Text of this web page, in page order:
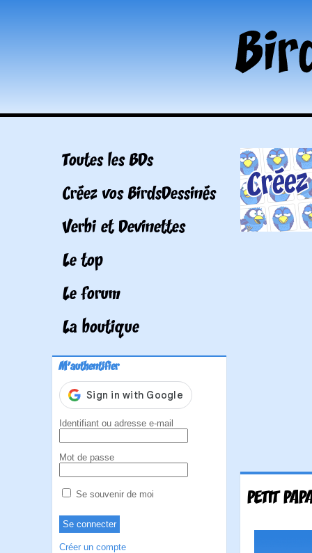
Toutes les BDs
Créez vos BirdsDessinés
Verbi et Devinettes
Le top
Le forum
La boutique
M'authentifier
Identifiant ou adresse e-mail
Mot de passe
Se souvenir de moi
Créer un compte
PETIT